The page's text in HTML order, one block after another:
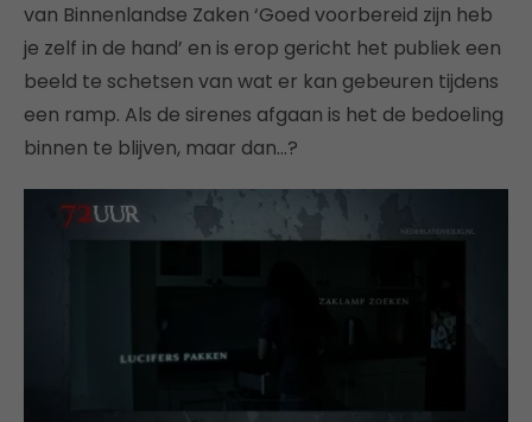
van Binnenlandse Zaken ‘Goed voorbereid zijn heb
je zelf in de hand’ en is erop gericht het publiek een
beeld te schetsen van wat er kan gebeuren tijdens
een ramp. Als de sirenes afgaan is het de bedoeling
binnen te blijven, maar dan…?